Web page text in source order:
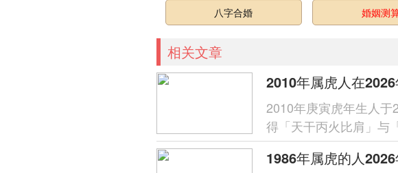
八字合婚 婚姻测
相关文章
2010年属虎人在
2010年庚寅虎年生人于
得「天干丙火比肩」与
呈「木火通明」之象，